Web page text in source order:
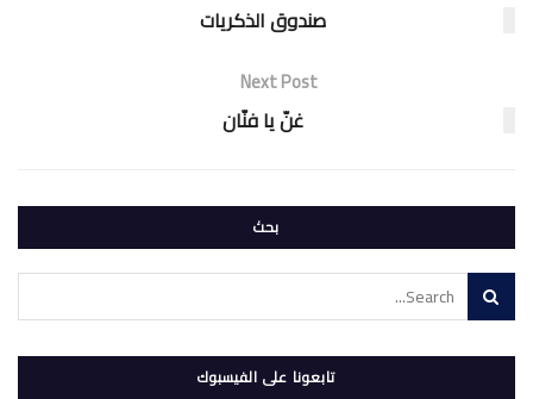
صندوق الذكريات
Next Post
غنّ يا فنّان
بحث
تابعونا على الفيسبوك